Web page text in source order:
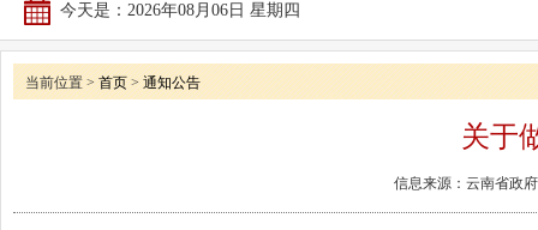
今天是： 2026年08月06日 星期四
当前位置 >首页>通知公告
关于
信息来源：云南省政